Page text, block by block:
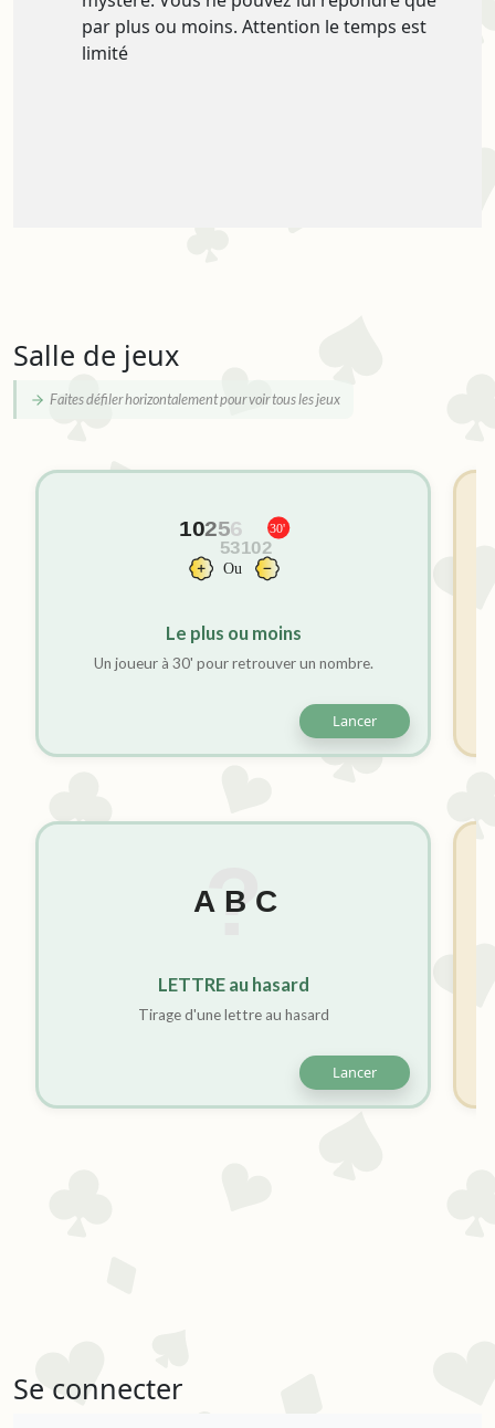
par plus ou moins. Attention le temps est
limité
Salle de jeux
Faites défiler horizontalement pour voir tous les jeux
Le plus ou moins
Un joueur à 30' pour retrouver un nombre.
Lancer
LETTRE au hasard
Tirage d'une lettre au hasard
Lancer
Se connecter